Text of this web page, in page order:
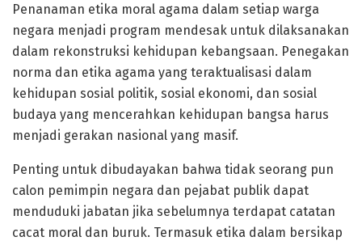
Penanaman etika moral agama dalam setiap warga
negara menjadi program mendesak untuk dilaksanakan
dalam rekonstruksi kehidupan kebangsaan. Penegakan
norma dan etika agama yang teraktualisasi dalam
kehidupan sosial politik, sosial ekonomi, dan sosial
budaya yang mencerahkan kehidupan bangsa harus
menjadi gerakan nasional yang masif.
Penting untuk dibudayakan bahwa tidak seorang pun
calon pemimpin negara dan pejabat publik dapat
menduduki jabatan jika sebelumnya terdapat catatan
cacat moral dan buruk. Termasuk etika dalam bersikap